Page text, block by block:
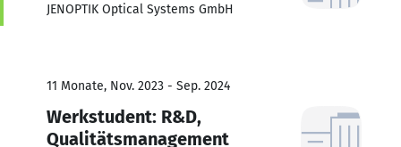
JENOPTIK Optical Systems GmbH
11 Monate, Nov. 2023 - Sep. 2024
Werkstudent: R&D,
Qualitätsmanagement